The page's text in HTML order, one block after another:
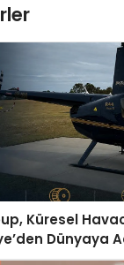
Küresel
Dünyaya